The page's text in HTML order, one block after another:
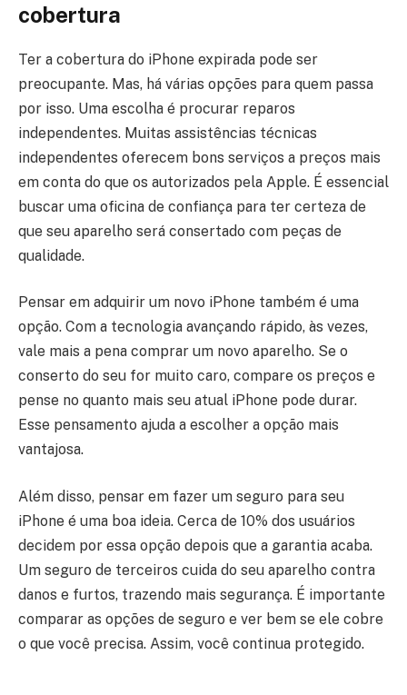
cobertura
Ter a cobertura do iPhone expirada pode ser
preocupante. Mas, há várias opções para quem passa
por isso. Uma escolha é procurar reparos
independentes. Muitas assistências técnicas
independentes oferecem bons serviços a preços mais
em conta do que os autorizados pela Apple. É essencial
buscar uma oficina de confiança para ter certeza de
que seu aparelho será consertado com peças de
qualidade.
Pensar em adquirir um novo iPhone também é uma
opção. Com a tecnologia avançando rápido, às vezes,
vale mais a pena comprar um novo aparelho. Se o
conserto do seu for muito caro, compare os preços e
pense no quanto mais seu atual iPhone pode durar.
Esse pensamento ajuda a escolher a opção mais
vantajosa.
Além disso, pensar em fazer um seguro para seu
iPhone é uma boa ideia. Cerca de 10% dos usuários
decidem por essa opção depois que a garantia acaba.
Um seguro de terceiros cuida do seu aparelho contra
danos e furtos, trazendo mais segurança. É importante
comparar as opções de seguro e ver bem se ele cobre
o que você precisa. Assim, você continua protegido.